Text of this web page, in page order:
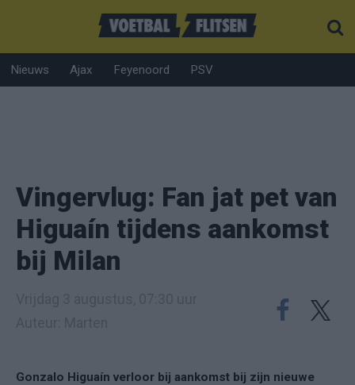
Nieuws Ajax Feyenoord PSV
Vingervlug: Fan jat pet van
Higuaín tijdens aankomst
bij Milan
Gonzalo Higuaín verloor bij aankomst bij zijn nieuwe